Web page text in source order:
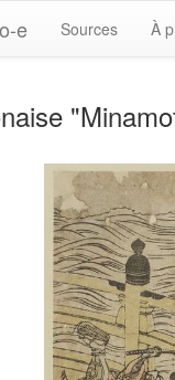
e Sources À